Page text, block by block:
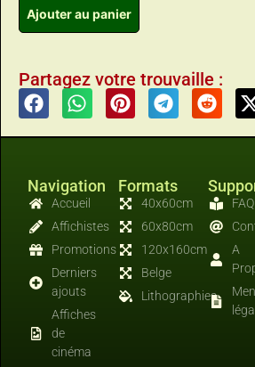
Ajouter au panier
Partagez votre trouvaille :
Navigation
Accueil
Affichistes
Promotions
Derniers
ajouts
Affiches
de
cinéma
Formats
40x60cm
60x80cm
120x160cm
Belge
Lithographies
FAQ
A